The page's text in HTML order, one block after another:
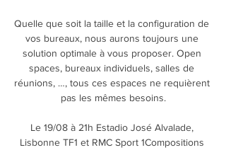
Quelle que soit la taille et la configuration de
vos bureaux, nous aurons toujours une
solution optimale à vous proposer. Open
spaces, bureaux individuels, salles de
réunions, …, tous ces espaces ne requièrent
pas les mêmes besoins.
Le 19/08 à 21h Estadio José Alvalade,
Lisbonne TF1 et RMC Sport 1Compositions